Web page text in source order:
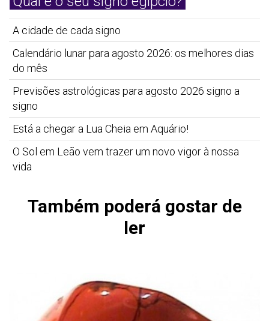
A cidade de cada signo
Calendário lunar para agosto 2026: os melhores dias
do mês
Previsões astrológicas para agosto 2026 signo a
signo
Está a chegar a Lua Cheia em Aquário!
O Sol em Leão vem trazer um novo vigor à nossa
vida
Também poderá gostar de
ler